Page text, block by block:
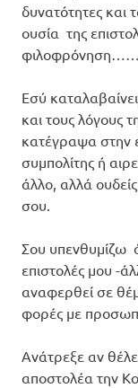
δυνατότητες
ουσία της
φιλοφρόνηση……
Εσύ
και τους λόγους
κατέγραψα στην
συμπολίτης ή
άλλο, αλλά
σου.
Σου υπενθυμίζω
επιστολές μου -
αναφερθεί σε
φορές με
Ανάτρεξε αν
αποστολέα την